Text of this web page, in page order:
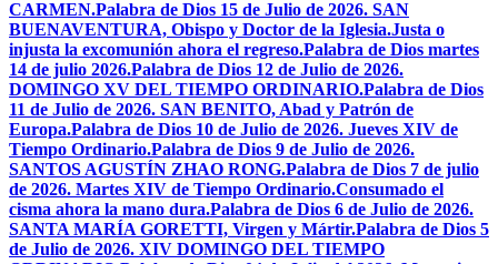
CARMEN.Palabra de Dios 15 de Julio de 2026. SAN
BUENAVENTURA, Obispo y Doctor de la Iglesia.Justa o
injusta la excomunión ahora el regreso.Palabra de Dios martes
14 de julio 2026.Palabra de Dios 12 de Julio de 2026.
DOMINGO XV DEL TIEMPO ORDINARIO.Palabra de Dios
11 de Julio de 2026. SAN BENITO, Abad y Patrón de
Europa.Palabra de Dios 10 de Julio de 2026. Jueves XIV de
Tiempo Ordinario.Palabra de Dios 9 de Julio de 2026.
SANTOS AGUSTÍN ZHAO RONG.Palabra de Dios 7 de julio
de 2026. Martes XIV de Tiempo Ordinario.Consumado el
cisma ahora la mano dura.Palabra de Dios 6 de Julio de 2026.
SANTA MARÍA GORETTI, Virgen y Mártir.Palabra de Dios 5
de Julio de 2026. XIV DOMINGO DEL TIEMPO